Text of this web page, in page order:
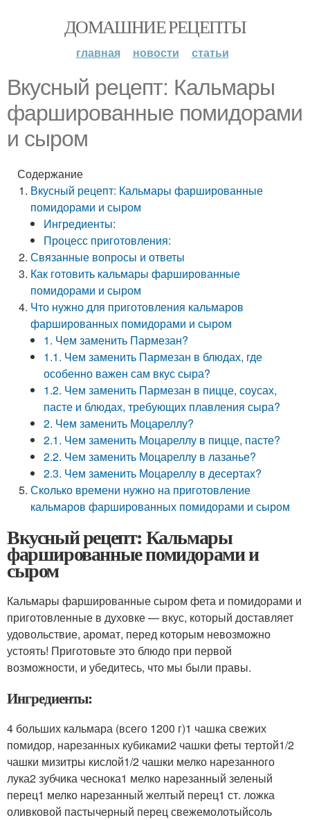
ДОМАШНИЕ РЕЦЕПТЫ
главная новости статьи
Вкусный рецепт: Кальмары
фаршированные помидорами
и сыром
Содержание
Вкусный рецепт: Кальмары фаршированные
помидорами и сыром
Ингредиенты:
Процесс приготовления:
Связанные вопросы и ответы
Как готовить кальмары фаршированные
помидорами и сыром
Что нужно для приготовления кальмаров
фаршированных помидорами и сыром
1. Чем заменить Пармезан?
1.1. Чем заменить Пармезан в блюдах, где
особенно важен сам вкус сыра?
1.2. Чем заменить Пармезан в пицце, соусах,
пасте и блюдах, требующих плавления сыра?
2. Чем заменить Моцареллу?
2.1. Чем заменить Моцареллу в пицце, пасте?
2.2. Чем заменить Моцареллу в лазанье?
2.3. Чем заменить Моцареллу в десертах?
Сколько времени нужно на приготовление
кальмаров фаршированных помидорами и сыром
Вкусный рецепт: Кальмары
фаршированные помидорами и
сыром
Кальмары фаршированные сыром фета и помидорами и
приготовленные в духовке — вкус, который доставляет
удовольствие, аромат, перед которым невозможно
устоять! Приготовьте это блюдо при первой
возможности, и убедитесь, что мы были правы.
Ингредиенты:
4 больших кальмара (всего 1200 г)1 чашка свежих
помидор, нарезанных кубиками2 чашки феты тертой1/2
чашки мизитры кислой1/2 чашки мелко нарезанного
лука2 зубчика чеснока1 мелко нарезанный зеленый
перец1 мелко нарезанный желтый перец1 ст. ложка
оливковой пастычерный перец свежемолотыйсоль